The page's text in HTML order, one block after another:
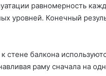
равномерность
уровней. Конечный
стене балкона
раму сначала на